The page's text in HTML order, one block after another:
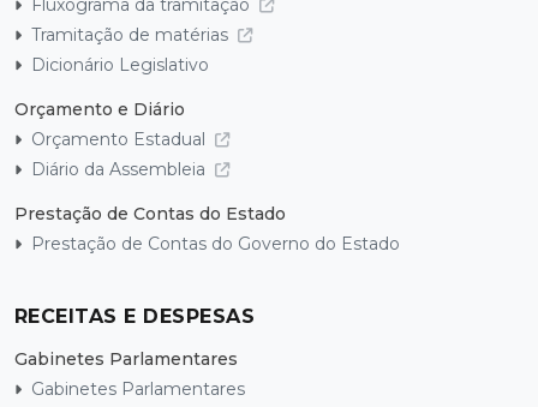
Fluxograma da tramitação
Tramitação de matérias
Dicionário Legislativo
Orçamento e Diário
Orçamento Estadual
Diário da Assembleia
Prestação de Contas do Estado
Prestação de Contas do Governo do Estado
RECEITAS E DESPESAS
Gabinetes Parlamentares
Gabinetes Parlamentares